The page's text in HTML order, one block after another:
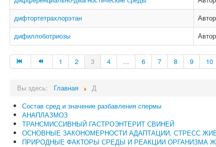
дифтортетрахлорэтан
дифиллоботриозы
1 2 3 4 ... 6 7 8 9 10
Вы здесь: Главная
Д
Состав сред и значение разбавления спермы
АНАПЛАЗМОЗ
ТРАНСМИССИВНЫЙ ГАСТРОЭНТЕРИТ СВИНЕЙ
ОСНОВНЫЕ ЗАКОНОМЕРНОСТИ АДАПТАЦИИ, СТРЕСС
ПРИРОДНЫЕ ФАКТОРЫ СРЕДЫ И РЕАКЦИИ ОРГАНИЗМА